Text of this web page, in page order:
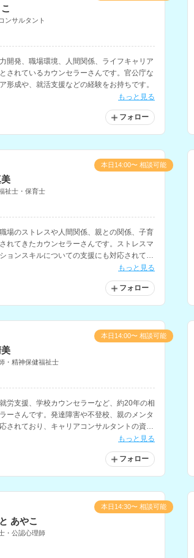
ンサルタント
開発、職場環境、人間関係、ライフキャリア
されているカウンセラーさんです。官公庁な
形成や、就活支援などの経験をお持ちです。
もっと見る
フォロー
祉士・保育士
場のストレスや人間関係、親との関係、子育
れてきたカウンセラーさんです。ストレスマ
ョンスキルについての支援にも対応されてい
もっと見る
フォロー
本日14:00〜 相談可能
・精神保健福祉士
労支援、学校カウンセラーなど、約20年の相
ーさんです。発達障害や不登校、親のメンタ
されており、キャリアコンサルタントの資格
もっと見る
フォロー
本日14:00〜 相談可能
あやこ
・公認心理師
本日14:30〜 相談可能